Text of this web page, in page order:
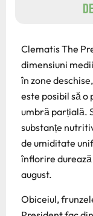
Clematis The
dimensiuni
în zone
este posibil să o
umbră parțială.
substanțe
de umiditate
înflorire
august.
Obiceiul,